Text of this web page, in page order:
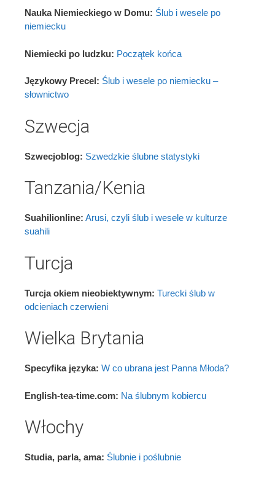
Nauka Niemieckiego w Domu: Ślub i wesele po
niemiecku
Niemiecki po ludzku: Początek końca
Językowy Precel: Ślub i wesele po niemiecku –
słownictwo
Szwecja
Szwecjoblog: Szwedzkie ślubne statystyki
Tanzania/Kenia
Suahilionline: Arusi, czyli ślub i wesele w kulturze
suahili
Turcja
Turcja okiem nieobiektywnym: Turecki ślub w
odcieniach czerwieni
Wielka Brytania
Specyfika języka: W co ubrana jest Panna Młoda?
English-tea-time.com: Na ślubnym kobiercu
Włochy
Studia, parla, ama: Ślubnie i poślubnie